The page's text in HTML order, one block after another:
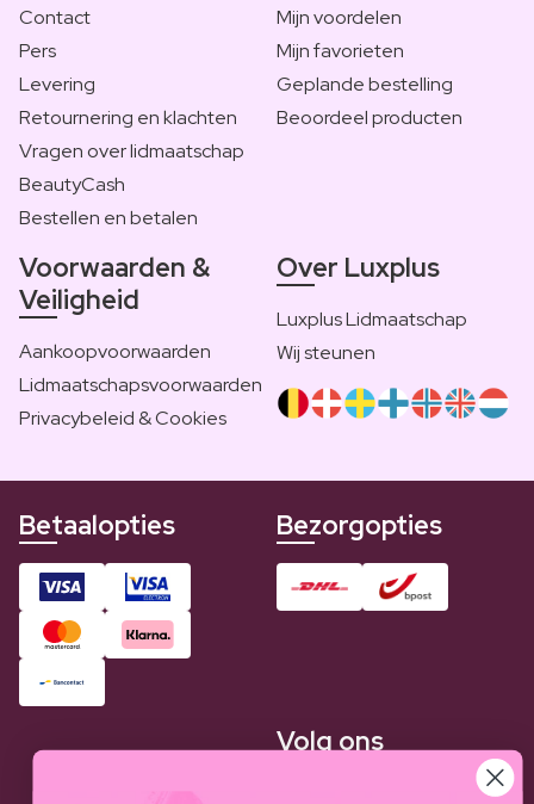
Contact
Pers
Levering
Retournering en klachten
Vragen over lidmaatschap
BeautyCash
Bestellen en betalen
Mijn voordelen
Mijn favorieten
Geplande bestelling
Beoordeel producten
Voorwaarden &
Veiligheid
Aankoopvoorwaarden
Lidmaatschapsvoorwaarden
Privacybeleid & Cookies
Over Luxplus
Luxplus Lidmaatschap
Wij steunen
Betaalopties Bezorgopties
Volg ons